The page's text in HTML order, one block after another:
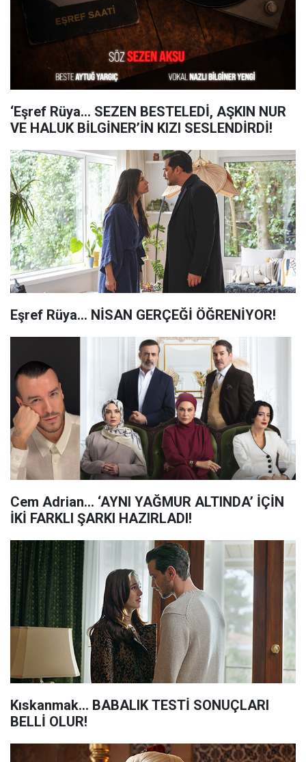
‘Eşref Rüya… SEZEN BESTELEDİ, AŞKIN NUR
VE HALUK BİLGİNER’İN KIZI SESLENDİRDİ!
Eşref Rüya... NİSAN GERÇEĞİ ÖĞRENİYOR!
Cem Adrian… ‘AYNI YAĞMUR ALTINDA’ İÇİN
İKİ FARKLI ŞARKI HAZIRLADI!
Kıskanmak... BABALIK TESTİ SONUÇLARI
BELLİ OLUR!